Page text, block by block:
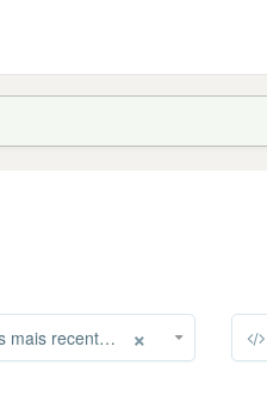
×
mais recentes